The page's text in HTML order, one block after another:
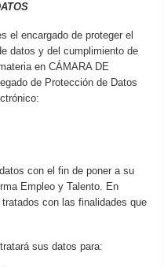
el encargado de proteger el
datos y del cumplimiento de
en CÁMARA DE
de Protección de Datos
con el fin de poner a su
Empleo y Talento. En
con las finalidades que
sus datos para: